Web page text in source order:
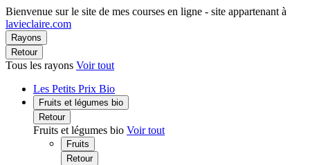
Bienvenue sur le site de mes courses en ligne - site appartenant à
lavieclaire.com
Rayons
Retour
Tous les rayons Voir tout
Les Petits Prix Bio
Fruits et légumes bio
Retour
Fruits et légumes bio Voir tout
Fruits
Retour